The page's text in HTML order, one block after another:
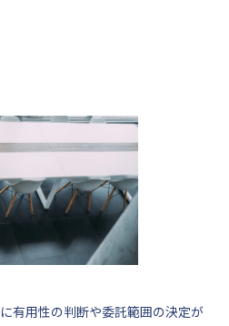
有用性の判断や委託範囲の決定が